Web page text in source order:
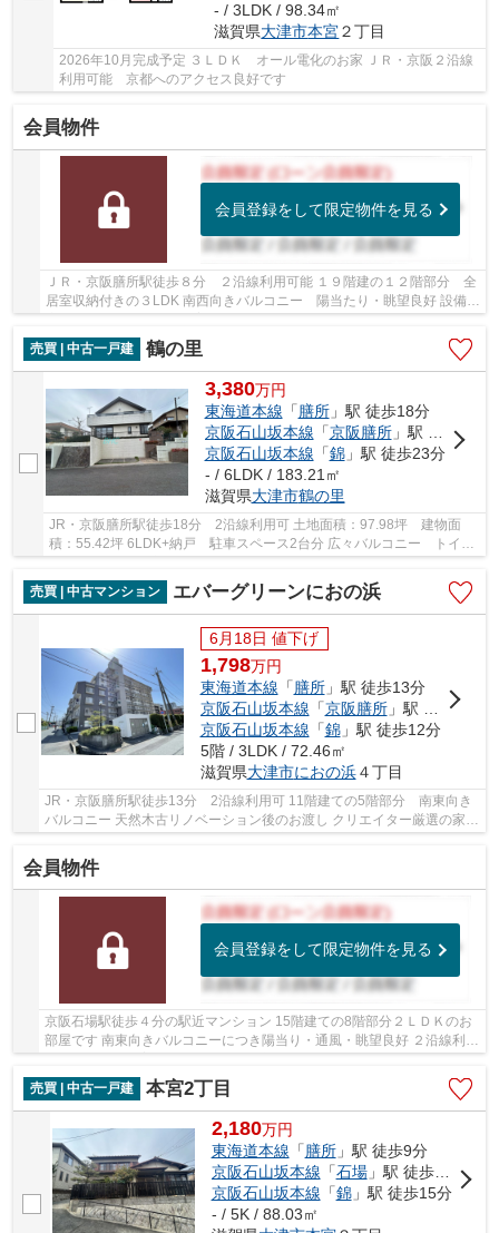
- / 3LDK / 98.34㎡
滋賀県大津市本宮２丁目
2026年10月完成予定 ３ＬＤＫ オール電化のお家 ＪＲ・京阪２沿線
利用可能 京都へのアクセス良好です
会員物件
会員登録をして限定物件を見る
ＪＲ・京阪膳所駅徒歩８分 ２沿線利用可能 １９階建の１２階部分 全
居室収納付きの３LDK 南西向きバルコニー 陽当たり・眺望良好 設備充
実しています ペット飼育可能（規約有）
売買 | 中古一戸建
鶴の里
3,380万円
東海道本線 「膳所」駅 徒歩18分
京阪石山坂本線 「京阪膳所」駅 徒歩18分
京阪石山坂本線 「錦」駅 徒歩23分
- / 6LDK / 183.21㎡
滋賀県大津市鶴の里
JR・京阪膳所駅徒歩18分 2沿線利用可 土地面積：97.98坪 建物面
積：55.42坪 6LDK+納戸 駐車スペース2台分 広々バルコニー トイレ
2ヶ所あり 眺望良好
売買 | 中古マンション
エバーグリーンにおの浜
6月18日 値下げ
1,798万円
東海道本線 「膳所」駅 徒歩13分
京阪石山坂本線 「京阪膳所」駅 徒歩13分
京阪石山坂本線 「錦」駅 徒歩12分
5階 / 3LDK / 72.46㎡
滋賀県大津市におの浜４丁目
JR・京阪膳所駅徒歩13分 2沿線利用可 11階建ての5階部分 南東向き
バルコニー 天然木古リノベーション後のお渡し クリエイター厳選の家具
照明付きです 【2026年3月17日完成予定】 ...
会員物件
会員登録をして限定物件を見る
京阪石場駅徒歩４分の駅近マンション 15階建ての8階部分２ＬＤＫのお
部屋です 南東向きバルコニーにつき陽当り・通風・眺望良好 ２沿線利用
売買 | 中古一戸建
本宮2丁目
2,180万円
東海道本線 「膳所」駅 徒歩9分
京阪石山坂本線 「石場」駅 徒歩14分
京阪石山坂本線 「錦」駅 徒歩15分
- / 5K / 88.03㎡